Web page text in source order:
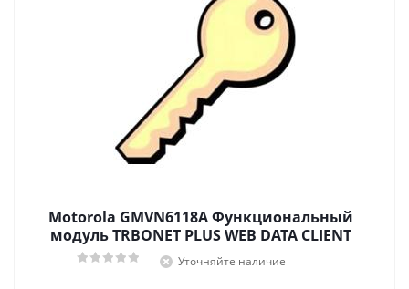
Motorola GMVN6118A Функциональный
модуль TRBONET PLUS WEB DATA CLIENT
Уточняйте наличие